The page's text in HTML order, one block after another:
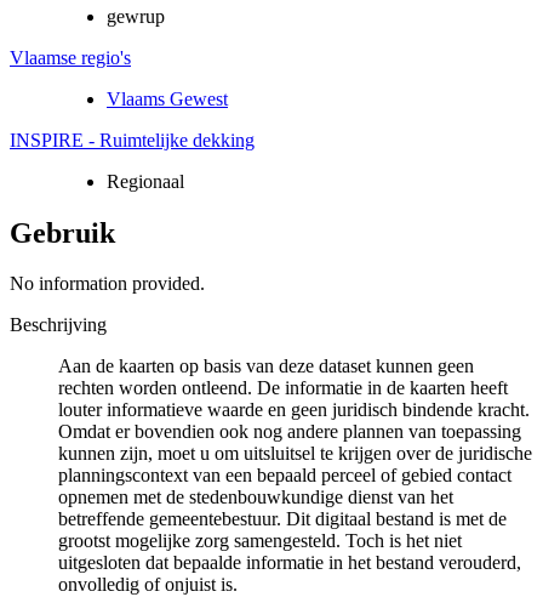
gewrup
Vlaamse regio's
Vlaams Gewest
INSPIRE - Ruimtelijke dekking
Regionaal
Gebruik
No information provided.
Beschrijving
Aan de kaarten op basis van deze dataset kunnen geen
rechten worden ontleend. De informatie in de kaarten heeft
louter informatieve waarde en geen juridisch bindende kracht.
Omdat er bovendien ook nog andere plannen van toepassing
kunnen zijn, moet u om uitsluitsel te krijgen over de juridische
planningscontext van een bepaald perceel of gebied contact
opnemen met de stedenbouwkundige dienst van het
betreffende gemeentebestuur. Dit digitaal bestand is met de
grootst mogelijke zorg samengesteld. Toch is het niet
uitgesloten dat bepaalde informatie in het bestand verouderd,
onvolledig of onjuist is.